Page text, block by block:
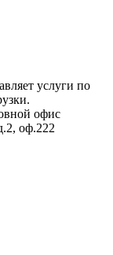
услуги по
офис
оф.222